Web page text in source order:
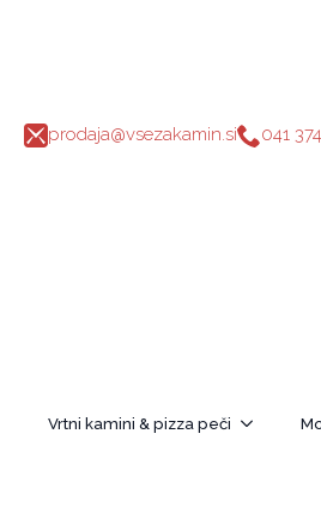
prodaja@vsezakamin.si 041
Vrtni kamini & pizza peči